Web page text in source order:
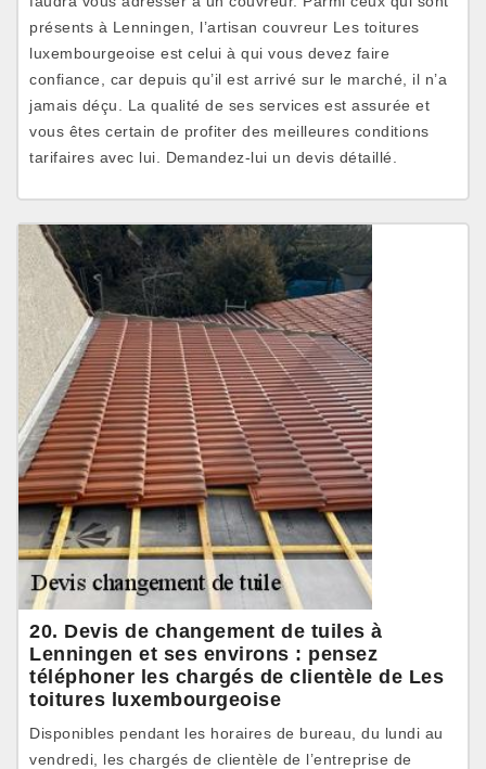
présents à Lenningen, l’artisan couvreur Les toitures
luxembourgeoise est celui à qui vous devez faire
confiance, car depuis qu’il est arrivé sur le marché, il n’a
jamais déçu. La qualité de ses services est assurée et
vous êtes certain de profiter des meilleures conditions
tarifaires avec lui. Demandez-lui un devis détaillé.
20. Devis de changement de tuiles à
Lenningen et ses environs : pensez
téléphoner les chargés de clientèle de Les
toitures luxembourgeoise
Disponibles pendant les horaires de bureau, du lundi au
vendredi, les chargés de clientèle de l’entreprise de